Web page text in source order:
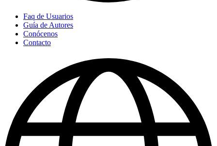
Faq de Usuarios
Guía de Autores
Conócenos
Contacto